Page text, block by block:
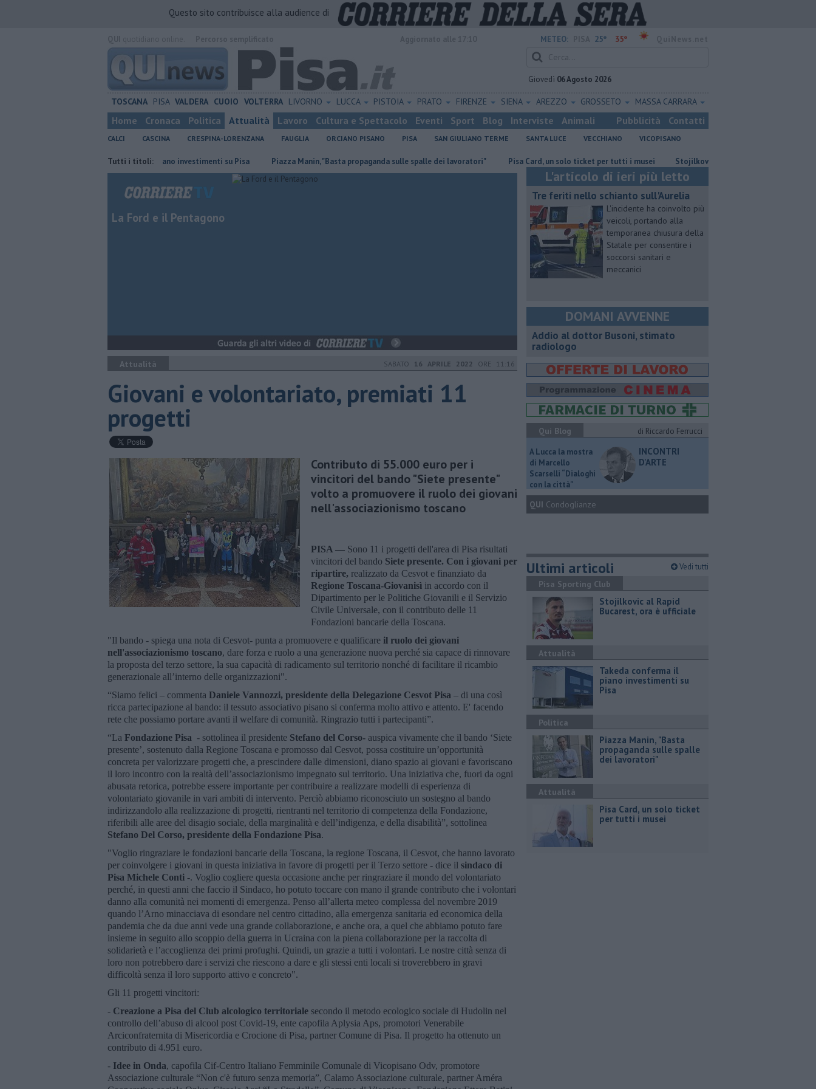
Questo sito contribuisce alla audience di
METEO: 25° 35°
Giovedì 06 Agosto 2026
TOSCANA PISA VALDERA CUOIO VOLTERRA LIVORNO LUCCA PISTOIA PRATO FIRENZE SIENA AREZZO GROSSETO MASSA CARRARA
Home Cronaca Politica Attualità Lavoro Cultura e Spettacolo Eventi Sport Blog Interviste Animali Pubblicità Contatti
CALCI CASCINA CRESPINA-LORENZANA FAUGLIA ORCIANO PISANO PISA SAN GIULIANO TERME SANTA LUCE VECCHIANO VICOPISANO
Tutti i titoli:
Takeda conferma il piano investimenti su Pisa Piazza Manin, "Basta propaganda sulle spalle dei lavoratori" Pisa Card, un solo ticket per tutti i musei Stojilkovic al Rapid Bucarest, ora è ufficiale
La Ford e il Pentagono
Attualità SABATO 16 APRILE 2022 ORE 11:16
Giovani e volontariato, premiati 11
progetti
Contributo di 55.000 euro per i
vincitori del bando "Siete presente"
volto a promuovere il ruolo dei giovani
nell'associazionismo toscano
PISA — Sono 11 i progetti dell'area di Pisa risultati
vincitori del bando Siete presente. Con i giovani per
ripartire, realizzato da Cesvot e finanziato da
Regione Toscana-Giovanisì in accordo con il
Dipartimento per le Politiche Giovanili e il Servizio
Civile Universale, con il contributo delle 11
Fondazioni bancarie della Toscana.
"Il bando - spiega una nota di Cesvot- punta a promuovere e qualificare il ruolo dei giovani
nell'associazionismo toscano, dare forza e ruolo a una generazione nuova perché sia capace di rinnovare
la proposta del terzo settore, la sua capacità di radicamento sul territorio nonché di facilitare il ricambio
generazionale all’interno delle organizzazioni".
“Siamo felici – commenta Daniele Vannozzi, presidente della Delegazione Cesvot Pisa – di una così
ricca partecipazione al bando: il tessuto associativo pisano si conferma molto attivo e attento. E' facendo
rete che possiamo portare avanti il welfare di comunità. Ringrazio tutti i partecipanti”.
“La Fondazione Pisa - sottolinea il presidente Stefano del Corso- auspica vivamente che il bando ‘Siete
presente’, sostenuto dalla Regione Toscana e promosso dal Cesvot, possa costituire un’opportunità
concreta per valorizzare progetti che, a prescindere dalle dimensioni, diano spazio ai giovani e favoriscano
il loro incontro con la realtà dell’associazionismo impegnato sul territorio. Una iniziativa che, fuori da ogni
abusata retorica, potrebbe essere importante per contribuire a realizzare modelli di esperienza di
volontariato giovanile in vari ambiti di intervento. Perciò abbiamo riconosciuto un sostegno al bando
indirizzandolo alla realizzazione di progetti, rientranti nel territorio di competenza della Fondazione,
riferibili alle aree del disagio sociale, della marginalità e dell’indigenza, e della disabilità”, sottolinea
Stefano Del Corso, presidente della Fondazione Pisa.
"Voglio ringraziare le fondazioni bancarie della Toscana, la regione Toscana, il Cesvot, che hanno lavorato
per coinvolgere i giovani in questa iniziativa in favore di progetti per il Terzo settore - dice il sindaco di
Pisa Michele Conti -. Voglio cogliere questa occasione anche per ringraziare il mondo del volontariato
perché, in questi anni che faccio il Sindaco, ho potuto toccare con mano il grande contributo che i volontari
danno alla comunità nei momenti di emergenza. Penso all’allerta meteo complessa del novembre 2019
quando l’Arno minacciava di esondare nel centro cittadino, alla emergenza sanitaria ed economica della
pandemia che da due anni vede una grande collaborazione, e anche ora, a quel che abbiamo potuto fare
insieme in seguito allo scoppio della guerra in Ucraina con la piena collaborazione per la raccolta di
solidarietà e l’accoglienza dei primi profughi. Quindi, un grazie a tutti i volontari. Le nostre città senza di
loro non potrebbero dare i servizi che riescono a dare e gli stessi enti locali si troverebbero in gravi
difficoltà senza il loro supporto attivo e concreto".
Gli 11 progetti vincitori:
- Creazione a Pisa del Club alcologico territoriale secondo il metodo ecologico sociale di Hudolin nel
controllo dell’abuso di alcool post Covid-19, ente capofila Aplysia Aps, promotori Venerabile
Arciconfraternita di Misericordia e Crocione di Pisa, partner Comune di Pisa. Il progetto ha ottenuto un
contributo di 4.951 euro.
- Idee in Onda, capofila Cif-Centro Italiano Femminile Comunale di Vicopisano Odv, promotore
Associazione culturale “Non c'è futuro senza memoria”, Calamo Associazione culturale, partner Arnéra
L'articolo di ieri più letto
Tre feriti nello schianto sull'Aurelia
L'incidente ha coinvolto più
veicoli, portando alla
temporanea chiusura della
Statale per consentire i
soccorsi sanitari e
meccanici
DOMANI AVVENNE
Addio al dottor Busoni, stimato
radiologo
Qui Blog
di Riccardo Ferrucci
A Lucca la mostra
di Marcello
Scarselli “Dialoghi
con la città"
INCONTRI
D'ARTE
QUI Condoglianze
Ultimi articoli Vedi tutti
Pisa Sporting Club
Stojilkovic al Rapid
Bucarest, ora è ufficiale
Attualità
Takeda conferma il
piano investimenti su
Pisa
Politica
Piazza Manin, "Basta
propaganda sulle spalle
dei lavoratori"
Attualità
Pisa Card, un solo ticket
per tutti i musei